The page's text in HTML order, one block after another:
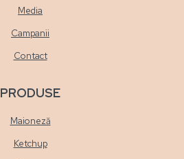
Media
Campanii
Contact
PRODUSE
Maioneză
Ketchup